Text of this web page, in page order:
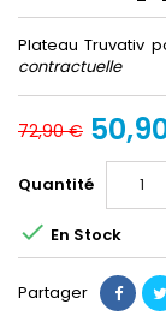
Plateau Truvativ
contractuelle
72,90 €
Quantité
 En Stock
Partager